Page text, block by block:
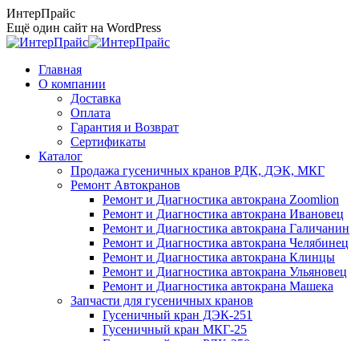
Перейти
к
содержанию
ИнтерПрайс
Ещё один сайт на WordPress
Главная
О компании
Доставка
Оплата
Гарантия и Возврат
Сертификаты
Каталог
Продажа гусеничных кранов РДК, ДЭК, МКГ
Ремонт Автокранов
Ремонт и Диагностика автокрана Zoomlion
Ремонт и Диагностика автокрана Ивановец
Ремонт и Диагностика автокрана Галичанин
Ремонт и Диагностика автокрана Челябинец
Ремонт и Диагностика автокрана Клинцы
Ремонт и Диагностика автокрана Ульяновец
Ремонт и Диагностика автокрана Машека
Запчасти для гусеничных кранов
Гусеничный кран ДЭК-251
Гусеничный кран МКГ-25